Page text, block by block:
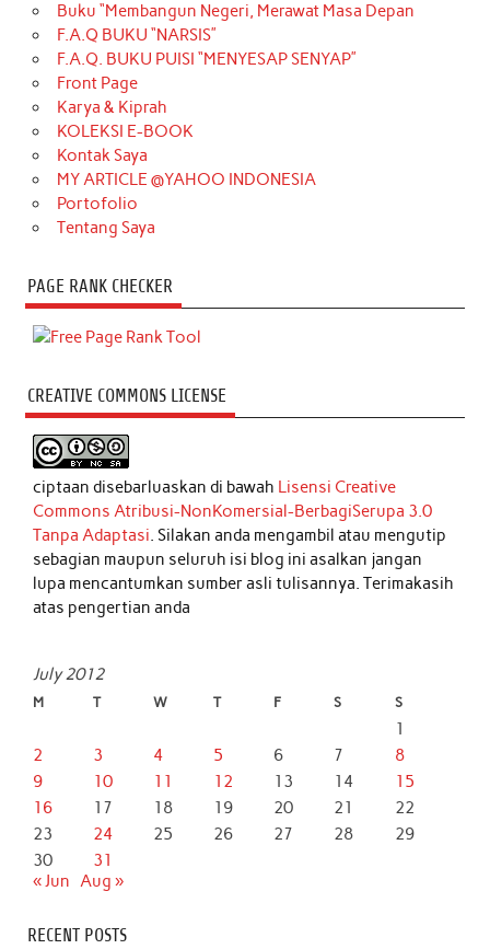
Buku “Membangun Negeri, Merawat Masa Depan
F.A.Q BUKU “NARSIS”
F.A.Q. BUKU PUISI “MENYESAP SENYAP”
Front Page
Karya & Kiprah
KOLEKSI E-BOOK
Kontak Saya
MY ARTICLE @YAHOO INDONESIA
Portofolio
Tentang Saya
PAGE RANK CHECKER
CREATIVE COMMONS LICENSE
ciptaan disebarluaskan di bawah Lisensi Creative
Commons Atribusi-NonKomersial-BerbagiSerupa 3.0
Tanpa Adaptasi. Silakan anda mengambil atau mengutip
sebagian maupun seluruh isi blog ini asalkan jangan
lupa mencantumkan sumber asli tulisannya. Terimakasih
atas pengertian anda
July 2012
M T W T F S S
1
2
3 4 5 6 7
8
9
10 11 12 13 14
15
16
17 18 19 20 21
22
23
24 25 26 27 28
29
30
31
« Jun Aug »
RECENT POSTS